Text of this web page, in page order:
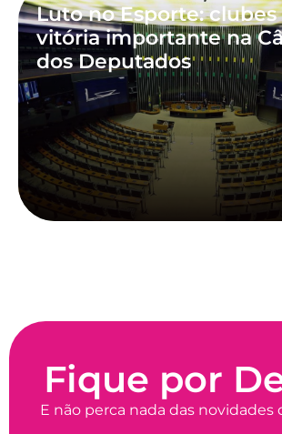
Luto no Esporte:
vitória importante na
dos Deputados
Fique por
E não perca nada das novidades